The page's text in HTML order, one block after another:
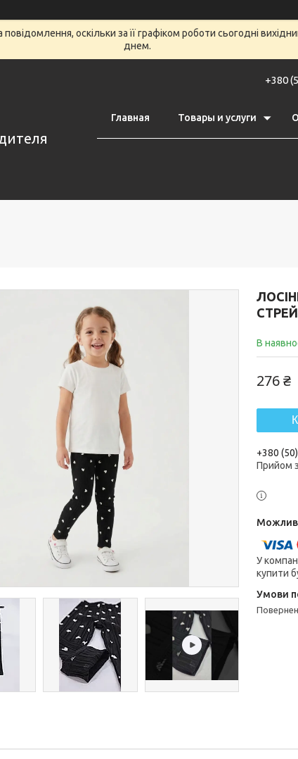
оскільки за її графіком роботи сьогодні
днем.
+380
Главная Товары и услуги
В
276 ₴
+380
Прийом
У
купити